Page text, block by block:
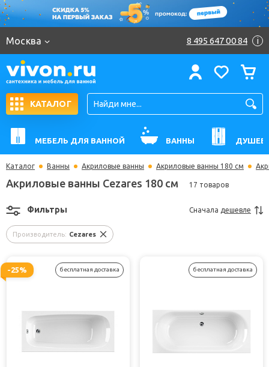
Москва 8 495 647 00 84 i
КАТАЛОГ
МЕБЕЛЬ ДЛЯ ВАННОЙ ВАННЫ
Каталог Ванны Акриловые ванны Акриловые ванны 180 см
Акриловые ванны Cezares 180 см 17 товаров
Производитель: Cezares
Фильтры Сначала дешевле
-25% бесплатная доставка бесплатная доставка